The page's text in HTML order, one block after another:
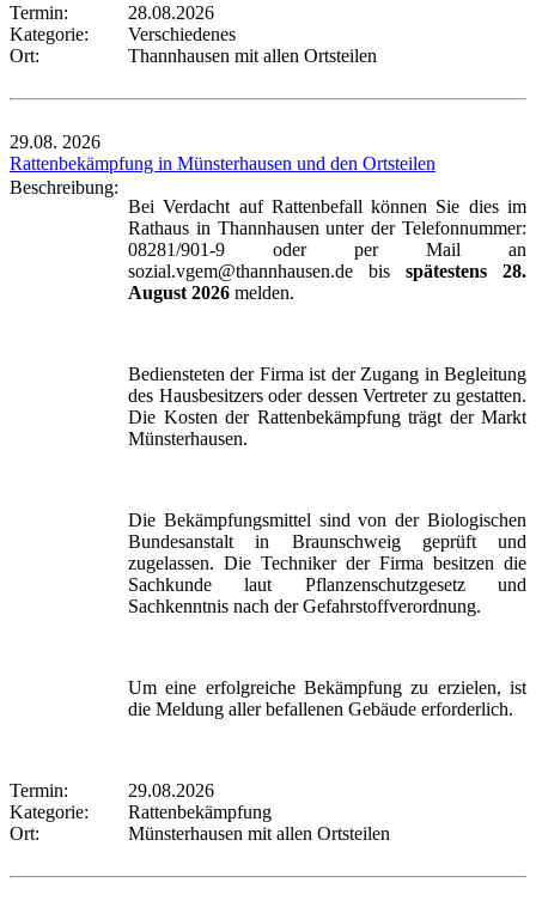
Termin:
28.08.2026
Kategorie:
Verschiedenes
Ort:
Thannhausen mit allen Ortsteilen
29.08. 2026
Rattenbekämpfung in Münsterhausen und den Ortsteilen
Beschreibung:
Bei Verdacht auf Rattenbefall können Sie dies im
Rathaus in Thannhausen unter der Telefonnummer:
08281/901-9 oder per Mail an
sozial.vgem@thannhausen.de bis spätestens 28.
August 2026 melden.
Bediensteten der Firma ist der Zugang in Begleitung
des Hausbesitzers oder dessen Vertreter zu gestatten.
Die Kosten der Rattenbekämpfung trägt der Markt
Münsterhausen.
Die Bekämpfungsmittel sind von der Biologischen
Bundesanstalt in Braunschweig geprüft und
zugelassen. Die Techniker der Firma besitzen die
Sachkunde laut Pflanzenschutzgesetz und
Sachkenntnis nach der Gefahrstoffverordnung.
Um eine erfolgreiche Bekämpfung zu erzielen, ist
die Meldung aller befallenen Gebäude erforderlich.
Termin:
29.08.2026
Kategorie:
Rattenbekämpfung
Ort:
Münsterhausen mit allen Ortsteilen